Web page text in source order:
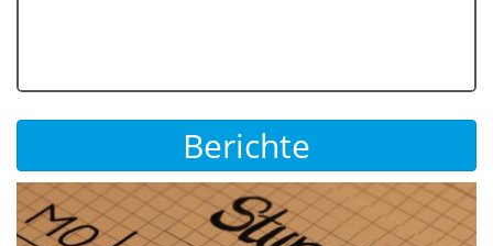
Berichte